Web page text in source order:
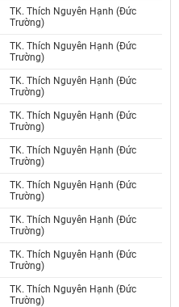
TK. Thích Nguyên Hạnh (Đức
Trường)
TK. Thích Nguyên Hạnh (Đức
Trường)
TK. Thích Nguyên Hạnh (Đức
Trường)
TK. Thích Nguyên Hạnh (Đức
Trường)
TK. Thích Nguyên Hạnh (Đức
Trường)
TK. Thích Nguyên Hạnh (Đức
Trường)
TK. Thích Nguyên Hạnh (Đức
Trường)
TK. Thích Nguyên Hạnh (Đức
Trường)
TK. Thích Nguyên Hạnh (Đức
Trường)